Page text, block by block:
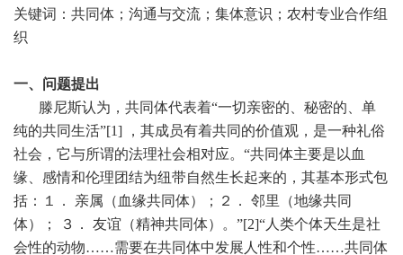
关键词：共同体；沟通与交流；集体意识；农村专业合作组
织
一、 问题提出
滕尼斯认为，共同体代表着“一切亲密的、秘密的、单
纯的共同生活”[1]
，其成员有着共同的价值观，是一种礼俗
社会，它与所谓的法理社会相对应。“共同体主要是以血
缘、感情和伦理团结为纽带自然生长起来的，其基本形式包
括：１． 亲属（血缘共同体）；２． 邻里（地缘共同
体）； ３． 友谊（精神共同体）。”[2]“人类个体天生是社
会性的动物……需要在共同体中发展人性和个性……共同体